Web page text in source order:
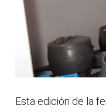
Esta edición de la